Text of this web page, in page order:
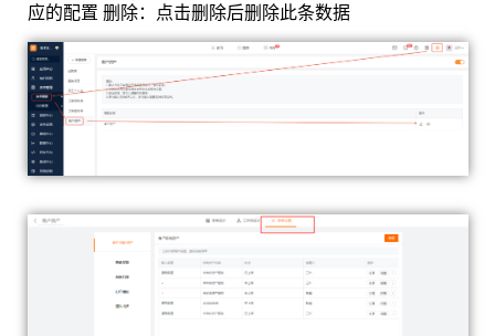
应的配置 删除：点击删除后删除此条数据